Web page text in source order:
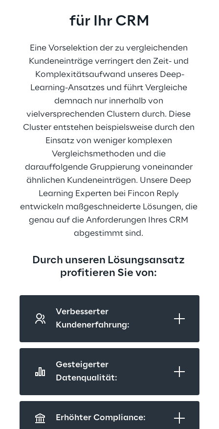
für Ihr CRM
Eine Vorselektion der zu vergleichenden
Kundeneinträge verringert den Zeit- und
Komplexitätsaufwand unseres Deep-
Learning-Ansatzes und führt Vergleiche
demnach nur innerhalb von
vielversprechenden Clustern durch. Diese
Cluster entstehen beispielsweise durch den
Einsatz von weniger komplexen
Vergleichsmethoden und die
darauffolgende Gruppierung voneinander
ähnlichen Kundeneinträgen. Unsere Deep
Learning Experten bei Fincon Reply
entwickeln maßgeschneiderte Lösungen, die
genau auf die Anforderungen Ihres CRM
abgestimmt sind.
Durch unseren Lösungsansatz
profitieren Sie von:
Verbesserter
Kundenerfahrung:
Gesteigerter
Datenqualität:
Erhöhter Compliance: